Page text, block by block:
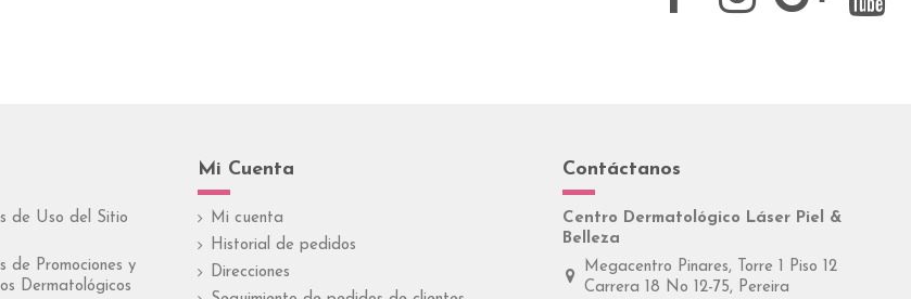
de Uso del Sitio
de Promociones y
Dermatológicos
Mi Cuenta
Mi cuenta
Historial de pedidos
Direcciones
Contáctanos
Centro Dermatológico Láser Piel &
Belleza
Megacentro Pinares, Torre 1 Piso 12
Carrera 18 No 12-75, Pereira